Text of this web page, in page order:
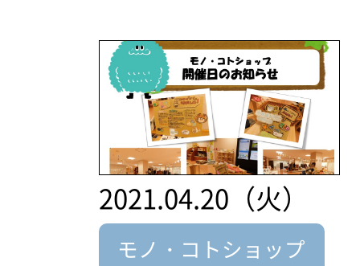
2021.04.20（火）
モノ・コトショップ